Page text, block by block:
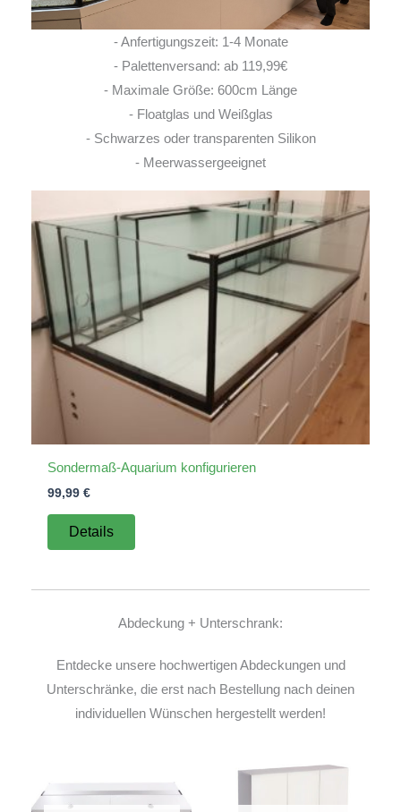
- Anfertigungszeit: 1-4 Monate
- Palettenversand: ab 119,99€
- Maximale Größe: 600cm Länge
- Floatglas und Weißglas
- Schwarzes oder transparenten Silikon
- Meerwassergeeignet
Sondermaß-Aquarium konfigurieren
99,99 €
Details
Abdeckung + Unterschrank:
Entdecke unsere hochwertigen Abdeckungen und
Unterschränke, die erst nach Bestellung nach deinen
individuellen Wünschen hergestellt werden!